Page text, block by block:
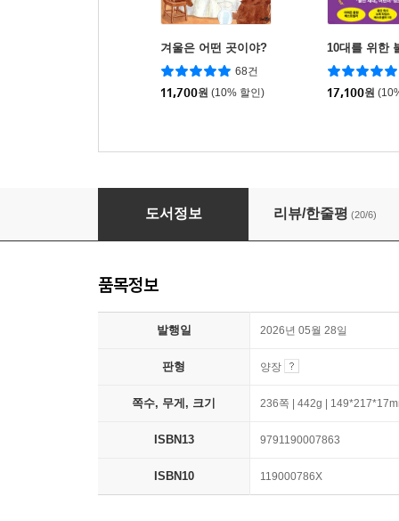
겨울은 어떤 곳이야?
68건
11,700원 (10% 할인)
10대를 위한
17,100원
101 전성기 도감
도서정보 리뷰/한줄평 (20/6)
품목정보
발행일 2026년 05월 28일
판형 양장
쪽수, 무게, 크기 236쪽 | 442g |
ISBN13 9791190007863
ISBN10 119000786X